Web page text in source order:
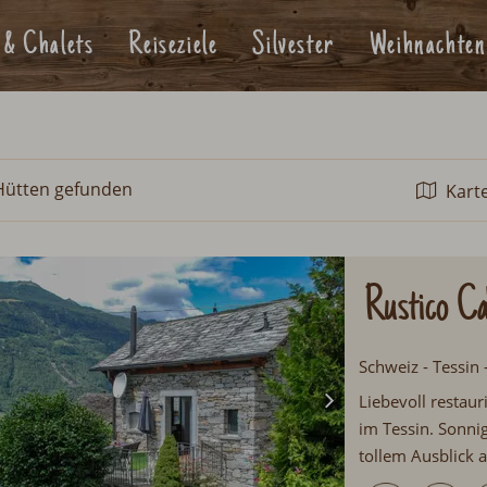
Chalets Reiseziele Silvester Weihnachten
gefunden
Rustico
Schweiz -
Liebevoll
im Tessin.
tollem Ausblick